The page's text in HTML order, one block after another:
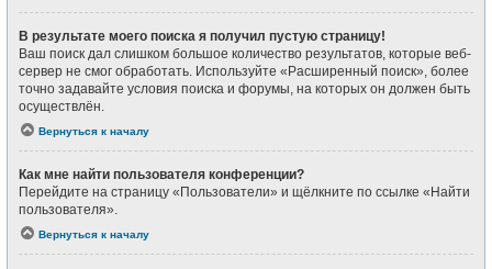
В результате моего поиска я получил пустую страницу!
Ваш поиск дал слишком большое количество результатов, которые веб-
сервер не смог обработать. Используйте «Расширенный поиск», более
точно задавайте условия поиска и форумы, на которых он должен быть
осуществлён.
Вернуться к началу
Как мне найти пользователя конференции?
Перейдите на страницу «Пользователи» и щёлкните по ссылке «Найти
пользователя».
Вернуться к началу